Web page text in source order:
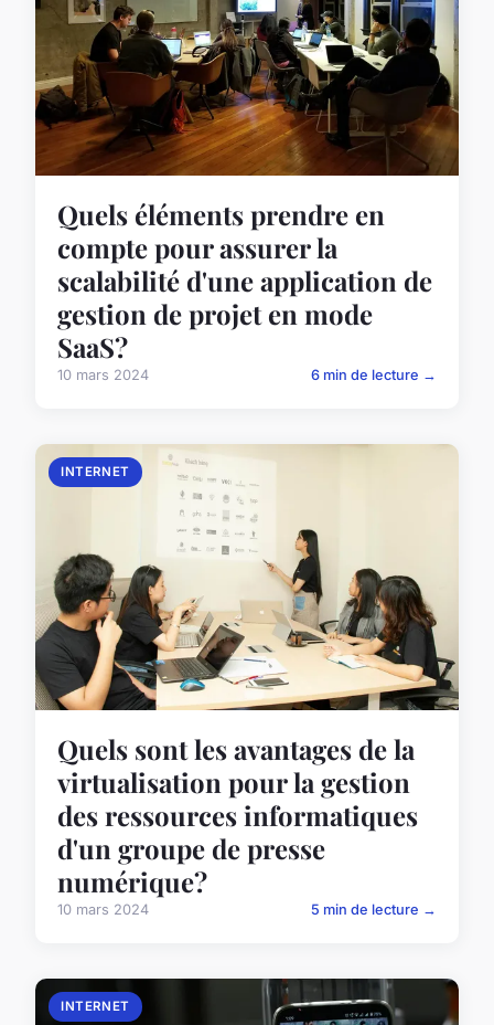
Quels éléments prendre en
compte pour assurer la
scalabilité d'une application de
gestion de projet en mode
SaaS?
10 mars 2024 6 min de lecture →
INTERNET
Quels sont les avantages de la
virtualisation pour la gestion
des ressources informatiques
d'un groupe de presse
numérique?
10 mars 2024 5 min de lecture →
INTERNET